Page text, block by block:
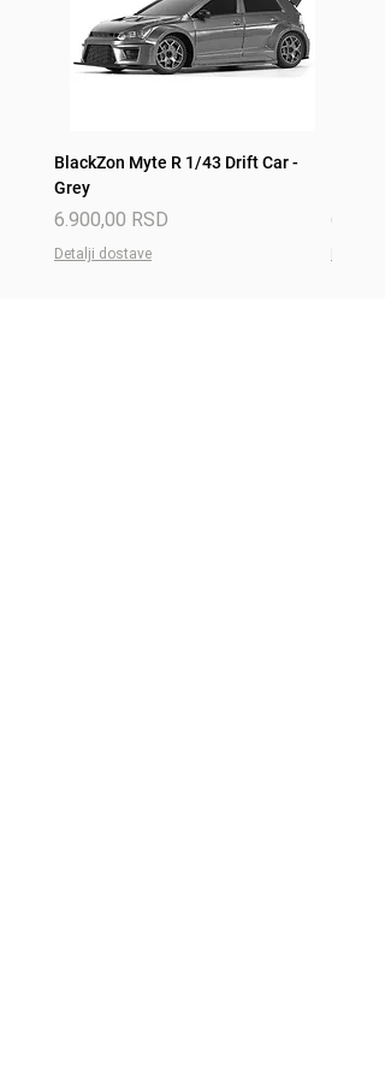
BlackZon Myte R 1/43 Drift Car -
Grey
Price
6.900,00 RSD
Detalji dostave
Price